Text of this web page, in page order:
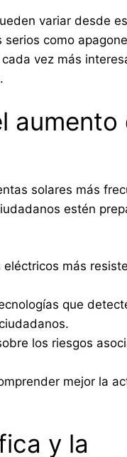
variar desde
como
vez más
aumento
solares más
estén
más
que
los riesgos
mejor la
y la